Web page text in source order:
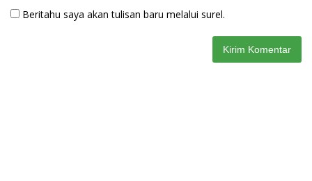
Beritahu saya akan tulisan baru melalui surel.